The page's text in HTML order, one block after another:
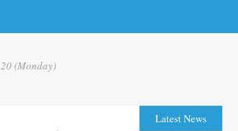
20 (Monday)
Latest News